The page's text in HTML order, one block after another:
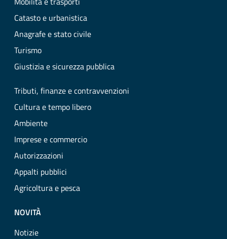
Catasto e urbanistica
Anagrafe e stato civile
Turismo
Giustizia e sicurezza pubblica
Tributi, finanze e contravvenzioni
Cultura e tempo libero
Ambiente
Imprese e commercio
Autorizzazioni
Appalti pubblici
Agricoltura e pesca
NOVITÀ
Notizie